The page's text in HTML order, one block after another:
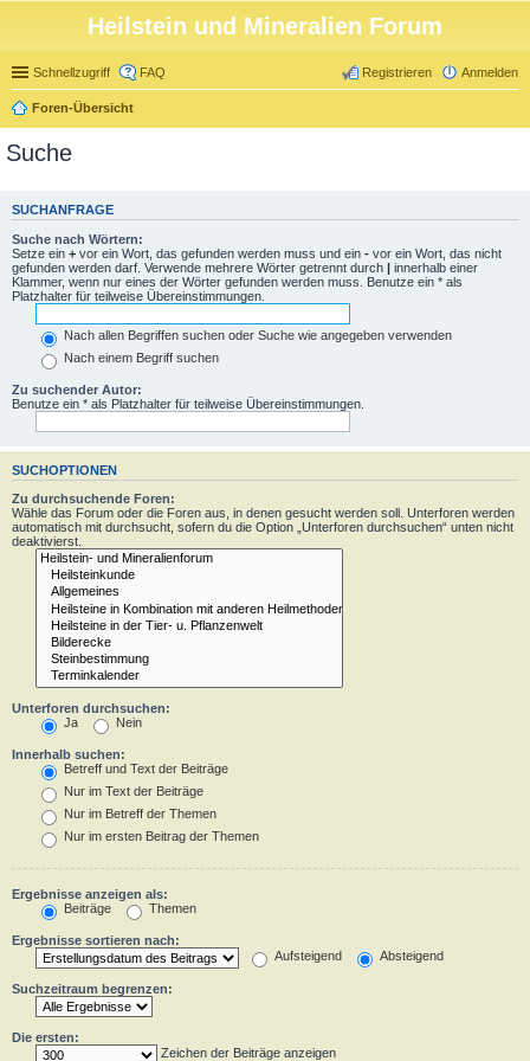
Heilstein und Mineralien Forum
Schnellzugriff FAQ Anmelden
Registrieren
Foren-Übersicht
Suche
SUCHANFRAGE
Suche nach Wörtern:
Setze ein + vor ein Wort, das gefunden werden muss und ein - vor ein Wort, das nicht
gefunden werden darf. Verwende mehrere Wörter getrennt durch | innerhalb einer
Klammer, wenn nur eines der Wörter gefunden werden muss. Benutze ein * als
Platzhalter für teilweise Übereinstimmungen.
Nach allen Begriffen suchen oder Suche wie angegeben verwenden
Nach einem Begriff suchen
Zu suchender Autor:
Benutze ein * als Platzhalter für teilweise Übereinstimmungen.
SUCHOPTIONEN
Zu durchsuchende Foren:
Wähle das Forum oder die Foren aus, in denen gesucht werden soll. Unterforen werden
automatisch mit durchsucht, sofern du die Option „Unterforen durchsuchen“ unten nicht
deaktivierst.
Unterforen durchsuchen:
Ja
Nein
Innerhalb suchen:
Betreff und Text der Beiträge
Nur im Text der Beiträge
Nur im Betreff der Themen
Nur im ersten Beitrag der Themen
Ergebnisse anzeigen als:
Beiträge
Themen
Ergebnisse sortieren nach:
Aufsteigend
Absteigend
Suchzeitraum begrenzen:
Die ersten:
Zeichen der Beiträge anzeigen